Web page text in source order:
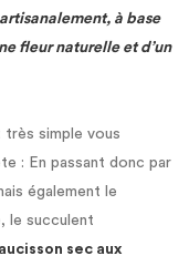
à base
fleur naturelle et d’un
très simple vous
: En passant donc par
également le
, le succulent
sec aux